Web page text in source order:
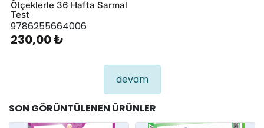
Ölçeklerle 36 Hafta Sarmal
Test
9786255664006
230,00 ₺
devam
SON GÖRÜNTÜLENEN ÜRÜNLER